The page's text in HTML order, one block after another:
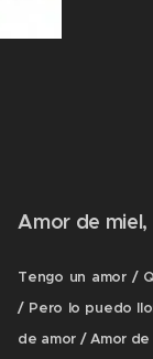
Amor de
Tengo un amor /
/ Pero lo puedo
de amor / Amor